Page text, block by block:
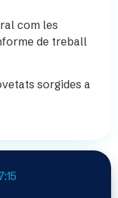
com les
de treball
sorgides a